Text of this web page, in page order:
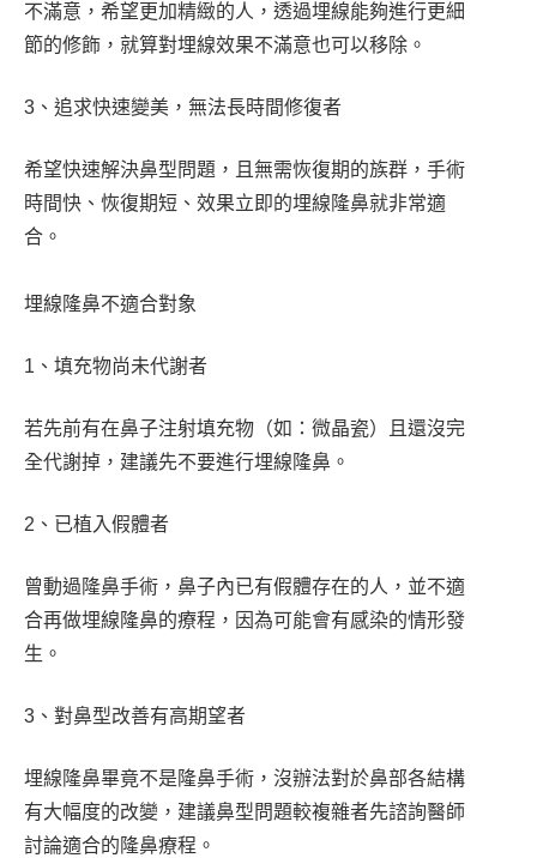
不滿意，希望更加精緻的人，透過埋線能夠進行更細
節的修飾，就算對埋線效果不滿意也可以移除。
3、追求快速變美，無法長時間修復者
希望快速解決鼻型問題，且無需恢復期的族群，手術
時間快、恢復期短、效果立即的埋線隆鼻就非常適
合。
埋線隆鼻不適合對象
1、填充物尚未代謝者
若先前有在鼻子注射填充物（如：微晶瓷）且還沒完
全代謝掉，建議先不要進行埋線隆鼻。
2、已植入假體者
曾動過隆鼻手術，鼻子內已有假體存在的人，並不適
合再做埋線隆鼻的療程，因為可能會有感染的情形發
生。
3、對鼻型改善有高期望者
埋線隆鼻畢竟不是隆鼻手術，沒辦法對於鼻部各結構
有大幅度的改變，建議鼻型問題較複雜者先諮詢醫師
討論適合的隆鼻療程。